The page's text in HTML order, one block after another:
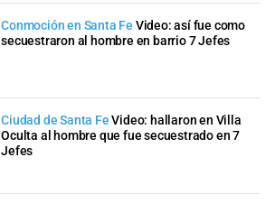
Conmoción en Santa Fe Video: así fue como
secuestraron al hombre en barrio 7 Jefes
Ciudad de Santa Fe Video: hallaron en Villa
Oculta al hombre que fue secuestrado en 7
Jefes